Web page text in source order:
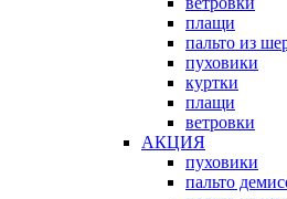
плащи
пальто из
пуховики
куртки
плащи
ветровки
АКЦИЯ
пуховики
пальто